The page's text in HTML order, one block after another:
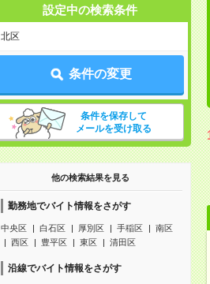
設定中の検索条件
北区
条件の変更
条件を保存して
メールを受け取る
他の検索結果を見る
勤務地でバイト情報をさがす
中央区 白石区 厚別区 手稲区
南区
西区
豊平区 東区 清田区
沿線でバイト情報をさがす